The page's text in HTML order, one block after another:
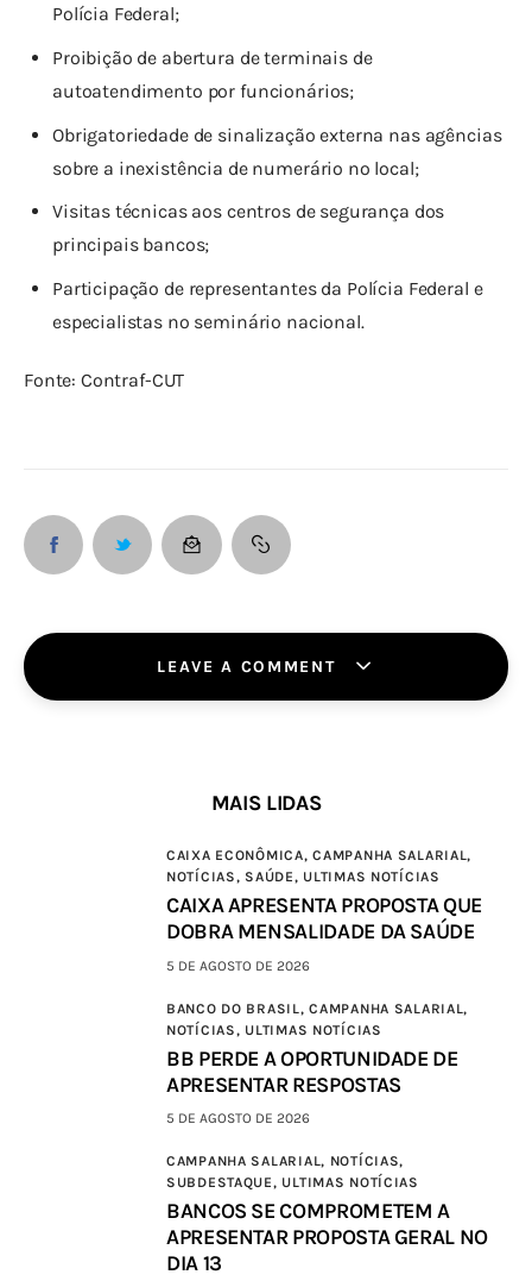
Polícia Federal;
Proibição de abertura de terminais de
autoatendimento por funcionários;
Obrigatoriedade de sinalização externa nas agências
sobre a inexistência de numerário no local;
Visitas técnicas aos centros de segurança dos
principais bancos;
Participação de representantes da Polícia Federal e
especialistas no seminário nacional.
Fonte: Contraf-CUT
LEAVE A COMMENT
MAIS LIDAS
CAIXA ECONÔMICA,CAMPANHA SALARIAL,
NOTÍCIAS, SAÚDE, ULTIMAS NOTÍCIAS
CAIXA APRESENTA PROPOSTA QUE
DOBRA MENSALIDADE DA SAÚDE
5 DE AGOSTO DE 2026
BANCO DO BRASIL,CAMPANHA SALARIAL,
NOTÍCIAS, ULTIMAS NOTÍCIAS
BB PERDE A OPORTUNIDADE DE
APRESENTAR RESPOSTAS
5 DE AGOSTO DE 2026
CAMPANHA SALARIAL, NOTÍCIAS,
SUBDESTAQUE, ULTIMAS NOTÍCIAS
BANCOS SE COMPROMETEM A
APRESENTAR PROPOSTA GERAL NO
DIA 13